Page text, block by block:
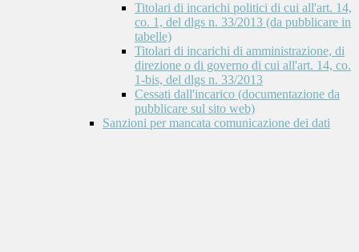
Titolari di incarichi politici di cui all'art. 14,
co. 1, del dlgs n. 33/2013 (da pubblicare in
tabelle)
Titolari di incarichi di amministrazione, di
direzione o di governo di cui all'art. 14, co.
1-bis, del dlgs n. 33/2013
Cessati dall'incarico (documentazione da
pubblicare sul sito web)
Sanzioni per mancata comunicazione dei dati